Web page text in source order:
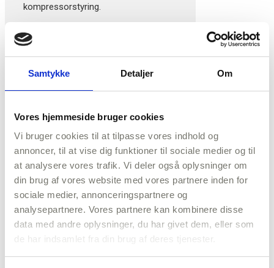
Samtykke Detaljer Om
Vores hjemmeside bruger cookies
Vi bruger cookies til at tilpasse vores indhold og
annoncer, til at vise dig funktioner til sociale medier og til
at analysere vores trafik. Vi deler også oplysninger om
din brug af vores website med vores partnere inden for
sociale medier, annonceringspartnere og
analysepartnere. Vores partnere kan kombinere disse
data med andre oplysninger, du har givet dem, eller som
de har indsamlet fra din brug af deres tjenester.
kompressorstyring.
Velegnet til: Virksomheder med fokus
eller hvor energiforbruget er en
Vi leverer kølerum til alle
brancher
Vores erfaring er, at den rigtige rådgivning er
holdbar løsning. De krav et kølerum skal opfylde